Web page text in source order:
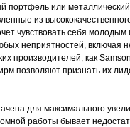
портфель или
из
чувствовать себя
неприятностей, включая
производителей, как
позволяют признать их
для максимального
работы бывает